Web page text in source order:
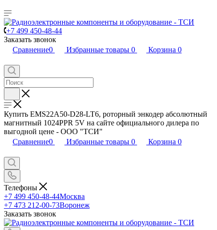
+7 499 450-48-44
Заказать звонок
Сравнение0 Избранные товары 0 Корзина 0
Купить EMS22A50-D28-LT6, роторный энкодер абсолютный
магнитный 1024PPR 5V на сайте официального дилера по
выгодной цене - ООО "ТСИ"
Сравнение0 Избранные товары 0 Корзина 0
Телефоны
+7 499 450-48-44Москва
+7 473 212-00-73Воронеж
Заказать звонок